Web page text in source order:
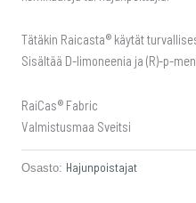
Tätäkin Raicasta® käytät
Sisältää D-limoneenia ja (R)-p-
RaiCas® Fabric
Valmistusmaa Sveitsi
Osasto: Hajunpoistajat